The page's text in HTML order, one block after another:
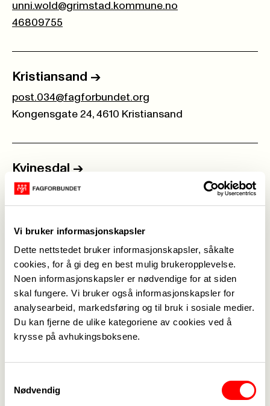
Vi bruker informasjonskapsler
Dette nettstedet bruker informasjonskapsler, såkalte
cookies, for å gi deg en best mulig brukeropplevelse.
Noen informasjonskapsler er nødvendige for at siden
skal fungere. Vi bruker også informasjonskapsler for
analysearbeid, markedsføring og til bruk i sosiale medier.
Du kan fjerne de ulike kategoriene av cookies ved å
krysse på avhukingsboksene.
Nødvendig
unni.wold@grimstad.kommune.no
46809755
Kristiansand ->
post.034@fagforbundet.org
Kongensgate 24, 4610 Kristiansand
Kvinesdal ->
lingrachel93@gmail.com
Lillesand ->
post.466@fagforbundet.org
Lyngdal og Hægebostad->
post.522@fagforbundet.org
Nedre Setesdal